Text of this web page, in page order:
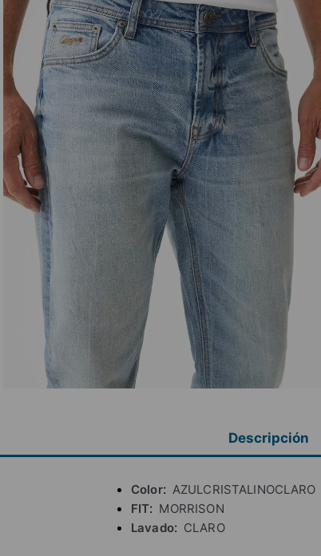
Descripción
Color
AZULCRISTALINOCLARO
FIT
MORRISON
Lavado
CLARO